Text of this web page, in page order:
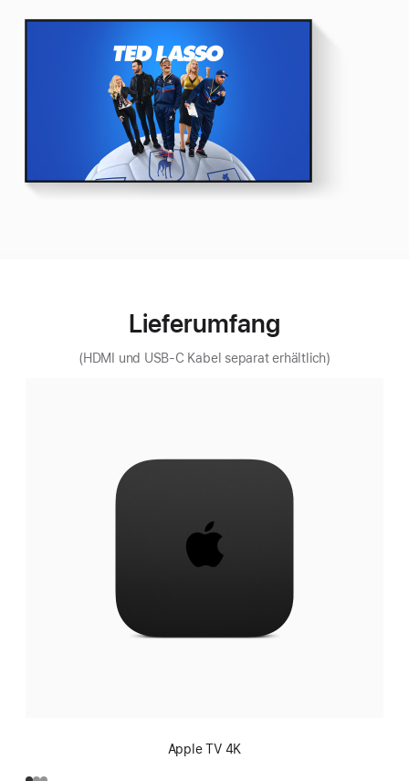
Apple TV+
Lieferumfang
(HDMI und USB-C Kabel separat erhältlich)
Apple TV 4K